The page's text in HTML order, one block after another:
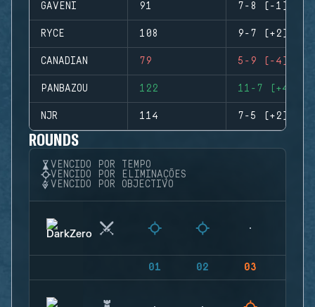
GAVENI 91 7-8 (-1)
RYCE 108 9-7 (+2)
CANADIAN 79 5-9 (-4)
PANBAZOU 122 11-7 (+4)
NJR 114 7-5 (+2)
ROUNDS
VENCIDO POR TEMPO
VENCIDO POR ELIMINAÇÕES
VENCIDO POR OBJECTIVO
01 02 03